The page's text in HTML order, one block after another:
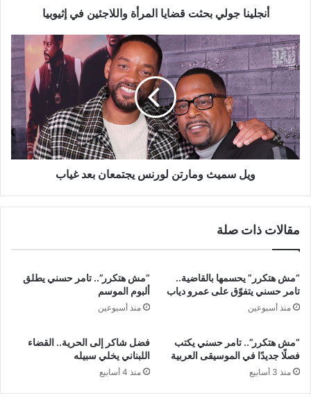
أنجلينا جولي بحثت قضايا المرأة واللاجئين في إثيوبيا
ويل
سميث
ومارتن
لورنس
يجتمعان
بعد
غياب
ويل سميث ومارتن لورنس يجتمعان بعد غياب
مقالات ذات صلة
“مش هتكرر” يحسمها بالقاضية..
تامر حسني يتفوّق على عمرو دياب
منذ أسبوعين
“مش هتكرر”.. تامر حسني يطلق
ألبوم الموسم
منذ أسبوعين
“مش هتكرر”.. تامر حسني يكتب
فصلًا جديدًا في الموسيقى العربية
منذ 3 أسابيع
فضل شاكر إلى الحرية.. القضاء
اللبناني يخلي سبيله
منذ 4 أسابيع